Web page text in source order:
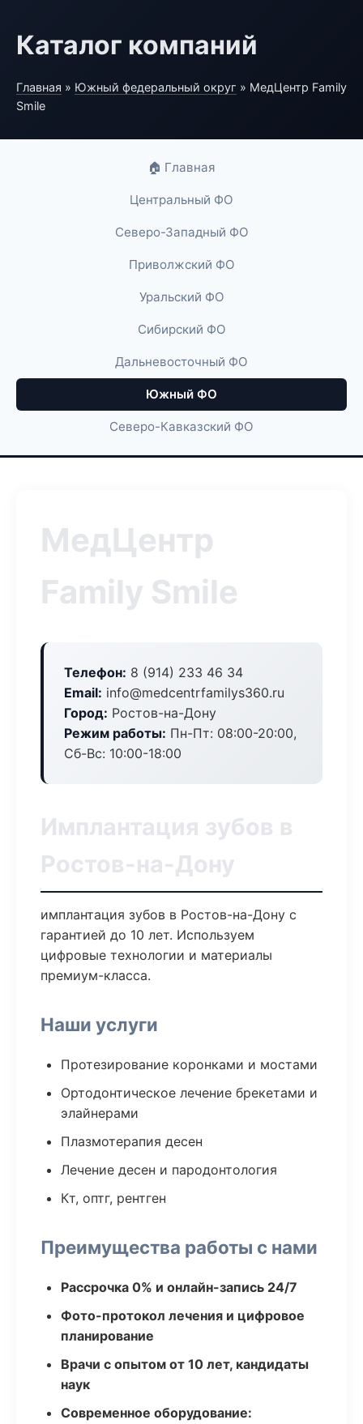
Каталог компаний
Главная » Южный федеральный округ » МедЦентр Family
Smile
🏠 Главная
Центральный ФО
Северо-Западный ФО
Приволжский ФО
Уральский ФО
Сибирский ФО
Дальневосточный ФО
Южный ФО
Северо-Кавказский ФО
МедЦентр
Family Smile
Телефон: 8 (914) 233 46 34
Email: info@medcentrfamilys360.ru
Город: Ростов-на-Дону
Режим работы: Пн-Пт: 08:00-20:00,
Сб-Вс: 10:00-18:00
Имплантация зубов в
Ростов-на-Дону
имплантация зубов в Ростов-на-Дону с
гарантией до 10 лет. Используем
цифровые технологии и материалы
премиум-класса.
Наши услуги
Протезирование коронками и мостами
Ортодонтическое лечение брекетами и
элайнерами
Плазмотерапия десен
Лечение десен и пародонтология
Кт, оптг, рентген
Преимущества работы с нами
Рассрочка 0% и онлайн-запись 24/7
Фото-протокол лечения и цифровое
планирование
Врачи с опытом от 10 лет, кандидаты
наук
Современное оборудование: